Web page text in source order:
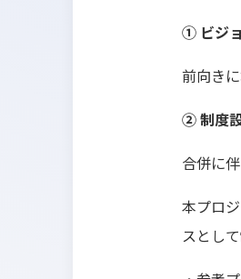
① ビジ
前向き
② 制度
合併に
本プロ
スとし